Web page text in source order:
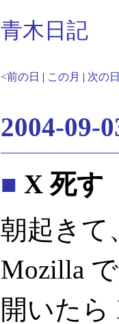
青木日記
<前の日 | この月 | 次の
2004-09-
■ X 死す
朝起きて
Mozilla
開いたら